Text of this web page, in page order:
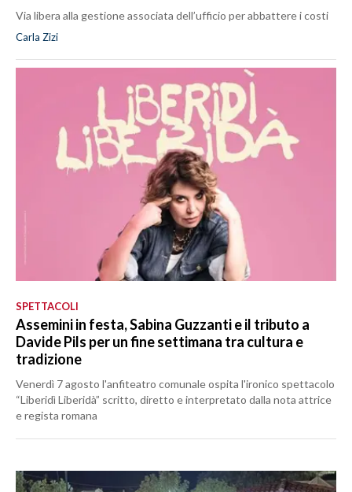
Via libera alla gestione associata dell’ufficio per abbattere i costi
Carla Zizi
SPETTACOLI
Assemini in festa, Sabina Guzzanti e il tributo a
Davide Pils per un fine settimana tra cultura e
tradizione
Venerdì 7 agosto l'anfiteatro comunale ospita l'ironico spettacolo
“Liberidì Liberidà” scritto, diretto e interpretato dalla nota attrice
e regista romana